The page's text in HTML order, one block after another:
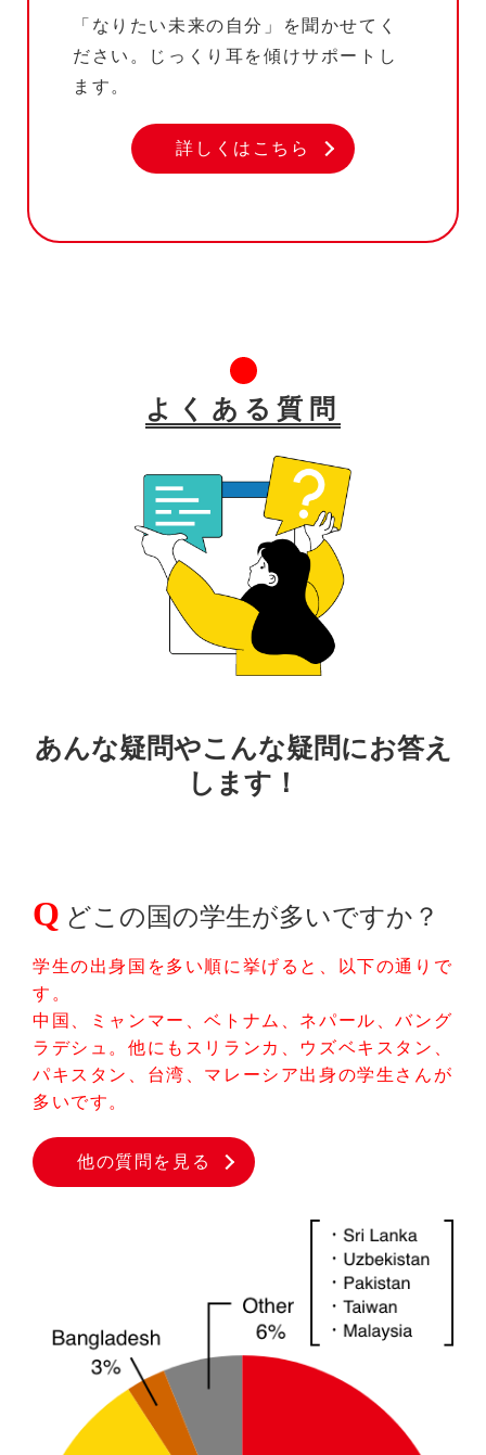
「なりたい未来の自分」を聞かせてく
ださい。じっくり耳を傾けサポートし
ます。
詳しくはこちら
よくある質問
あんな疑問やこんな疑問にお答え
します！
Q どこの国の学生が多いですか？
学生の出身国を多い順に挙げると、以下の通りで
す。
中国、ミャンマー、ベトナム、ネパール、バング
ラデシュ。他にもスリランカ、ウズベキスタン、
パキスタン、台湾、マレーシア出身の学生さんが
多いです。
他の質問を見る